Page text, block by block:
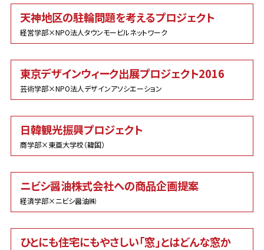
天神地区の駐輪問題を考えるプロジェクト
経営学部×NPO法人タウンモービルネットワーク
東京デザインウィーク出展プロジェクト2016
芸術学部×NPO法人デザインアソシエーション
日韓観光振興プロジェクト
商学部×東亜大学校（韓国）
ニビシ醤油株式会社への商品企画提案
経済学部×ニビシ醤油㈱
ひとにも住宅にもやさしい「窓」とはどんな窓か